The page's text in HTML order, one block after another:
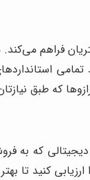
فراهم
که طبق
دیجیتالی که
کنید تا